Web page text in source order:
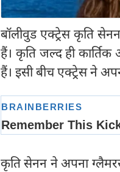
बॉलीवुड एक्ट्रेस कृति
हैं। कृति जल्द ही
हैं। इसी बीच एक्ट्रेस ने
कृति सेनन ने अपना